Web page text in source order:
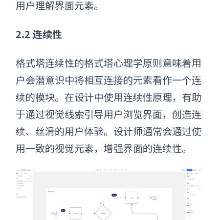
用户理解界面元素。
2.2 连续性
格式塔连续性的格式塔心理学原则意味着用
户会潜意识中将相互连接的元素看作一个连
续的模块。在设计中使用连续性原理，有助
于通过视觉线索引导用户浏览界面，创造连
续、丝滑的用户体验。设计师通常会通过使
用一致的视觉元素，增强界面的连续性。